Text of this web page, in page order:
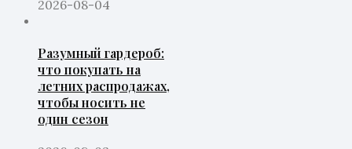
2026-08-04
Разумный гардероб:
что покупать на
летних распродажах,
чтобы носить не
один сезон